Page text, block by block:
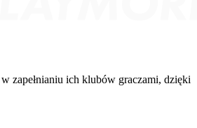
zapełnianiu ich klubów graczami, dzięki